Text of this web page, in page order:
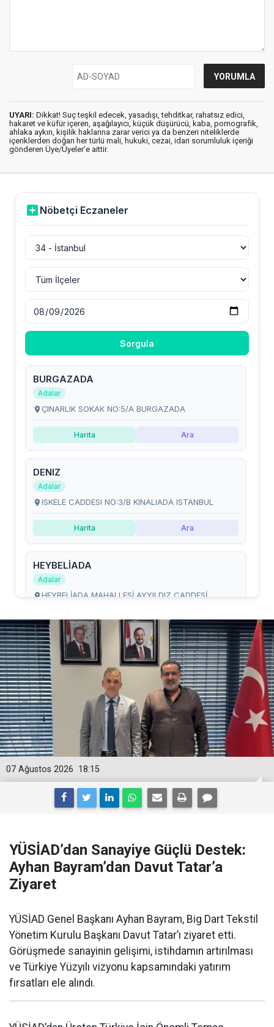
UYARI: Dikkat! Suç teşkil edecek, yasadışı, tehditkar, rahatsız edici,
hakaret ve küfür içeren, aşağılayıcı, küçük düşürücü, kaba, pornografik,
ahlaka aykırı, kişilik haklarına zarar verici ya da benzeri niteliklerde
içeriklerden doğan her türlü mali, hukuki, cezai, idari sorumluluk içeriği
gönderen Üye/Üyeler’e aittir.
18:15
07 Ağustos 2026
YÜSİAD’dan Sanayiye Güçlü Destek:
Ayhan Bayram’dan Davut Tatar’a
Ziyaret
YÜSİAD Genel Başkanı Ayhan Bayram, Big Dart Tekstil
Yönetim Kurulu Başkanı Davut Tatar’ı ziyaret etti.
Görüşmede sanayinin gelişimi, istihdamın artırılması
ve Türkiye Yüzyılı vizyonu kapsamındaki yatırım
fırsatları ele alındı.